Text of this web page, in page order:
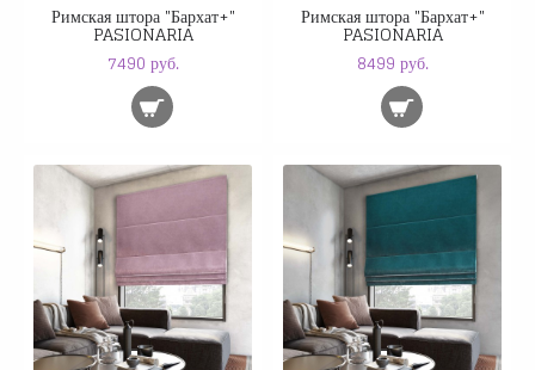
Римская штора "Бархат+"
PASIONARIA
7490 руб.
Римская штора "Бархат+"
PASIONARIA
8499 руб.